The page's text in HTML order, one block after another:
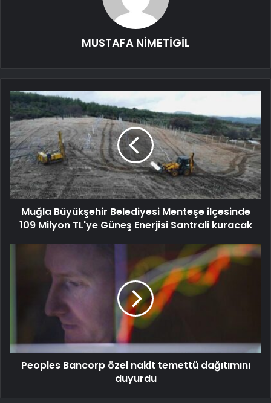
MUSTAFA NİMETİGİL
Muğla Büyükşehir Belediyesi Menteşe ilçesinde
109 Milyon TL'ye Güneş Enerjisi Santrali kuracak
Peoples Bancorp özel nakit temettü dağıtımını
duyurdu